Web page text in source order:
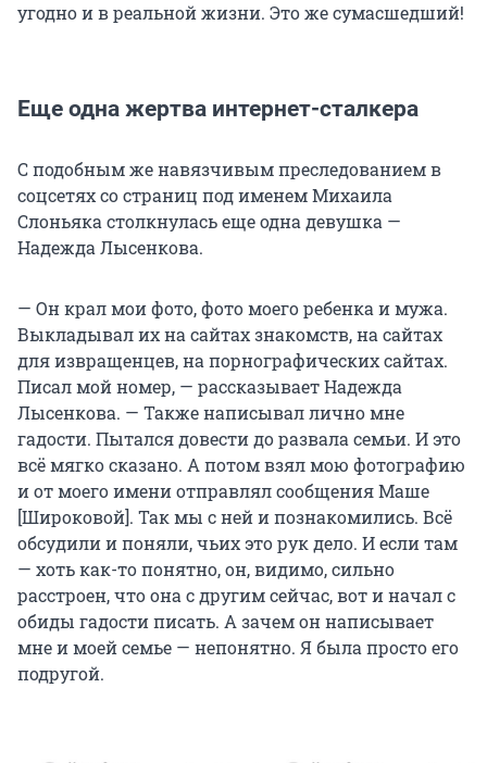
угодно и в реальной жизни. Это же сумасшедший!
Еще одна жертва интернет-сталкера
С подобным же навязчивым преследованием в
соцсетях со страниц под именем Михаила
Слоньяка столкнулась еще одна девушка —
Надежда Лысенкова.
— Он крал мои фото, фото моего ребенка и мужа.
Выкладывал их на сайтах знакомств, на сайтах
для извращенцев, на порнографических сайтах.
Писал мой номер, — рассказывает Надежда
Лысенкова. — Также написывал лично мне
гадости. Пытался довести до развала семьи. И это
всё мягко сказано. А потом взял мою фотографию
и от моего имени отправлял сообщения Маше
[Широковой]. Так мы с ней и познакомились. Всё
обсудили и поняли, чьих это рук дело. И если там
— хоть как-то понятно, он, видимо, сильно
расстроен, что она с другим сейчас, вот и начал с
обиды гадости писать. А зачем он написывает
мне и моей семье — непонятно. Я была просто его
подругой.